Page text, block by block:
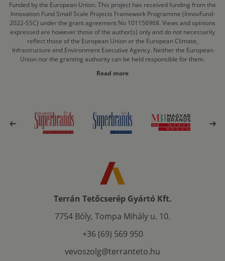
Funded by the European Union. This project has received funding from the
Innovation Fund Small Scale Projects Framework Programme (InnovFund-
2022-SSC) under the grant agreement No 101156968. Views and opinions
expressed are however those of the author(s) only and do not necessarily
reflect those of the European Union or the European Climate,
Infrastructure and Environment Executive Agency. Neither the European
Union nor the granting authority can be held responsible for them.
Read more
Terrán Tetőcserép Gyártó Kft.
7754 Bóly, Tompa Mihály u. 10.
+36 (69) 569 950
vevoszolg@terranteto.hu